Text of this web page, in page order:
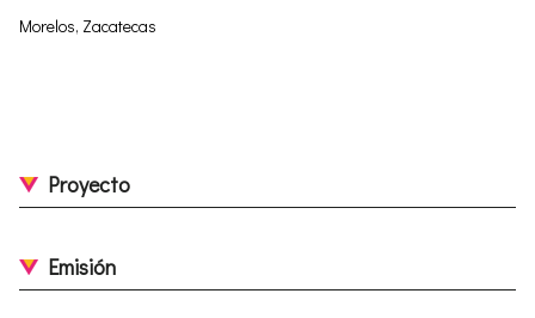
Morelos, Zacatecas
Proyecto
Emisión